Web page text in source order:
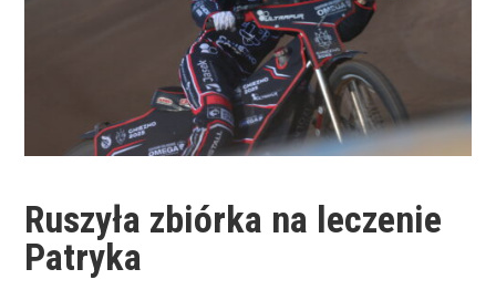
Ruszyła zbiórka na leczenie
Patryka